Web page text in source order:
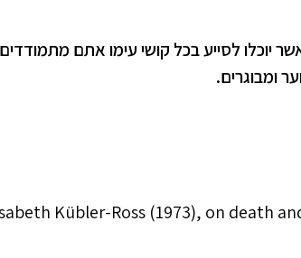
יוכלו לסייע בכל קושי עימו אתם
ומבוגרים.
Kübler-Ross (1973), on death